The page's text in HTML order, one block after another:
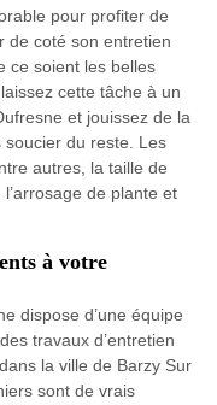
pour profiter de
de coté son entretien
ce soient les belles
cette tâche à un
et jouissez de la
du reste. Les
autres, la taille de
l’arrosage de plante et
à votre
dispose d’une équipe
travaux d’entretien
la ville de Barzy Sur
sont de vrais